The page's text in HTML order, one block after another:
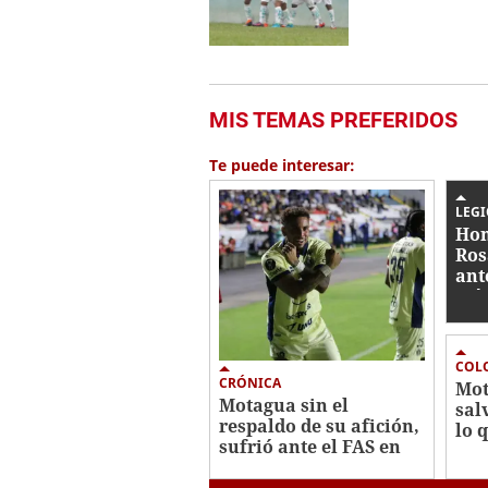
MIS TEMAS PREFERIDOS
Te puede interesar:
CRÓNICA
Motagua sin el
respaldo de su afición,
sufrió ante el FAS en
lo